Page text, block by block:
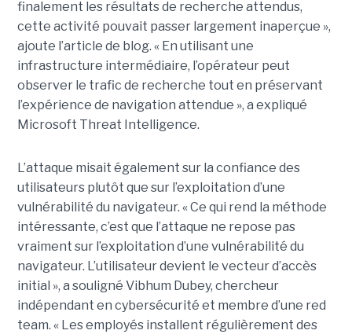
finalement les résultats de recherche attendus,
cette activité pouvait passer largement inaperçue »,
ajoute l’article de blog. « En utilisant une
infrastructure intermédiaire, l’opérateur peut
observer le trafic de recherche tout en préservant
l’expérience de navigation attendue », a expliqué
Microsoft Threat Intelligence.
L’attaque misait également sur la confiance des
utilisateurs plutôt que sur l’exploitation d’une
vulnérabilité du navigateur. « Ce qui rend la méthode
intéressante, c’est que l’attaque ne repose pas
vraiment sur l’exploitation d’une vulnérabilité du
navigateur. L’utilisateur devient le vecteur d’accès
initial », a souligné Vibhum Dubey, chercheur
indépendant en cybersécurité et membre d’une red
team. « Les employés installent régulièrement des